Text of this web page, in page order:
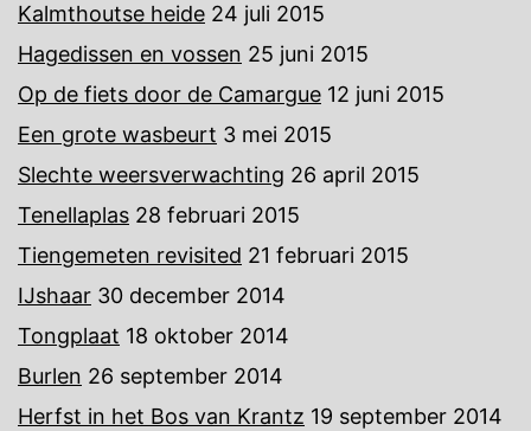
Kalmthoutse heide 24 juli 2015
Hagedissen en vossen 25 juni 2015
Op de fiets door de Camargue 12 juni 2015
Een grote wasbeurt 3 mei 2015
Slechte weersverwachting 26 april 2015
Tenellaplas 28 februari 2015
Tiengemeten revisited 21 februari 2015
IJshaar 30 december 2014
Tongplaat 18 oktober 2014
Burlen 26 september 2014
Herfst in het Bos van Krantz 19 september 2014